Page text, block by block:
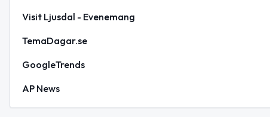
Visit Ljusdal - Evenemang
TemaDagar.se
GoogleTrends
AP News